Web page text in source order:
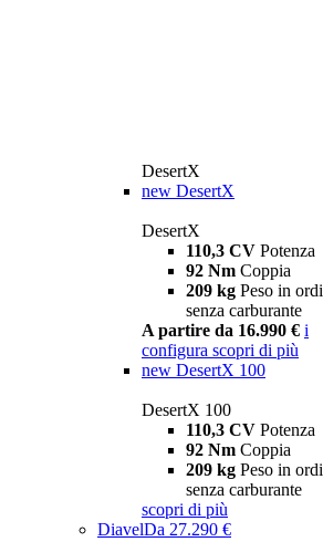
DesertX
new DesertX
DesertX
110,3 CV Potenza
92 Nm Coppia
209 kg Peso in
senza carburante
A partire da 16.990 € i
configura scopri di più
new DesertX 100
DesertX 100
110,3 CV Potenza
92 Nm Coppia
209 kg Peso in
senza carburante
scopri di più
DiavelDa 27.290 €